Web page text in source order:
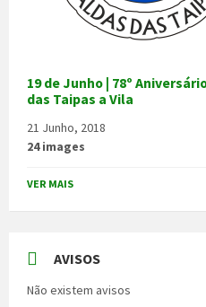
19 de Junho | 78º
das Taipas a Vila
21 Junho, 2018
24 images
VER MAIS
AVISOS
Não existem avisos